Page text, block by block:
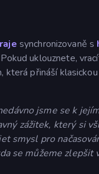
synchronizovaně s
uklouznete,
přináší
jsme se k
zážitek, který si
smysl pro
se můžeme zlepšit